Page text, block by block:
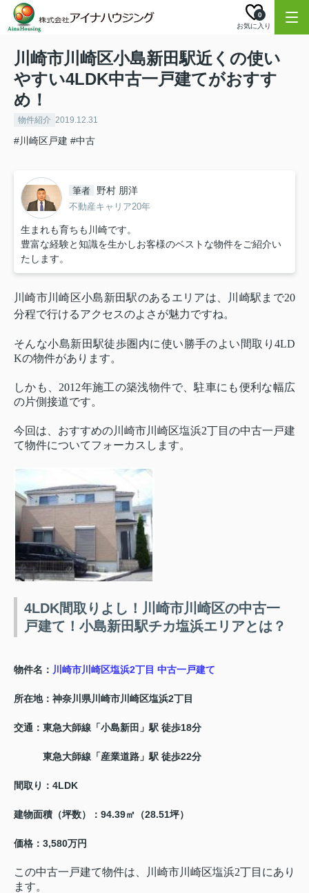
お気に入り
0
川崎市川崎区小島新田駅近くの使い
やすい4LDK中古一戸建てがおすす
め！
物件紹介 2019.12.31
#川崎区戸建 #中古
筆者 野村 朋洋
不動産キャリア20年
生まれも育ちも川崎です。
豊富な経験と知識を生かしお客様のベストな物件をご紹介い
たします。
川崎市川崎区小島新田駅のあるエリアは、川崎駅まで20
分程で行けるアクセスのよさが魅力ですね。
そんな小島新田駅徒歩圏内に使い勝手のよい間取り4LD
Kの物件があります。
しかも、2012年施工の築浅物件で、駐車にも便利な幅広
の片側接道です。
今回は、おすすめの川崎市川崎区塩浜2丁目の中古一戸建
て物件についてフォーカスします。
4LDK間取りよし！川崎市川崎区の中古一
戸建て！小島新田駅チカ塩浜エリアとは？
物件名： 川崎市川崎区塩浜2丁目 中古一戸建て
所在地：神奈川県川崎市川崎区塩浜2丁目
交通：東急大師線「小島新田」駅 徒歩18分
東急大師線「産業道路」駅 徒歩22分
間取り：4LDK
建物面積（坪数）：94.39㎡（28.51坪）
価格：3,580万円
この中古一戸建て物件は、川崎市川崎区塩浜2丁目にあり
ます。